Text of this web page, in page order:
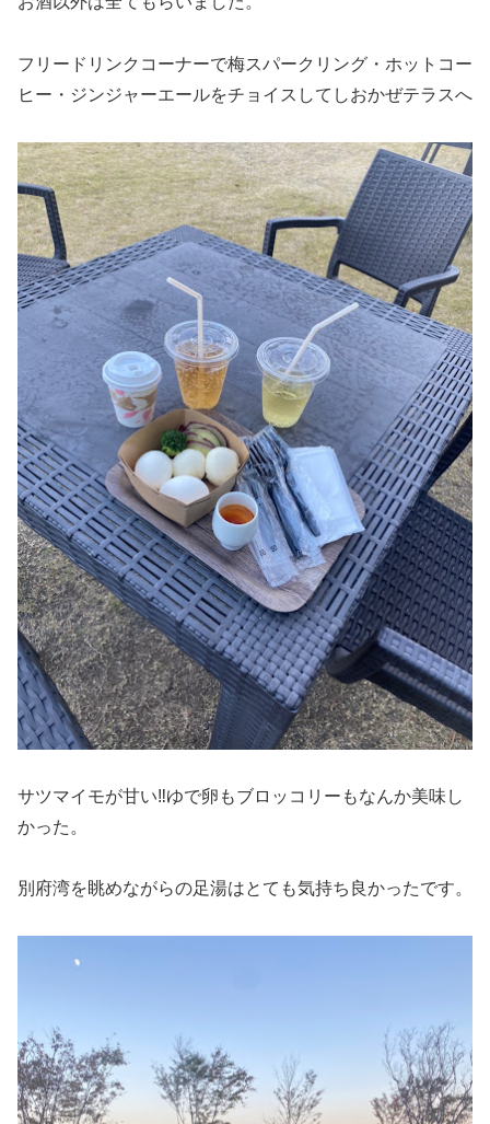
フリードリンクコーナーで梅スパークリング・ホットコー
ヒー・ジンジャーエールをチョイスしてしおかぜテラスへ
サツマイモが甘い‼ゆで卵もブロッコリーもなんか美味し
かった。
別府湾を眺めながらの足湯はとても気持ち良かったです。